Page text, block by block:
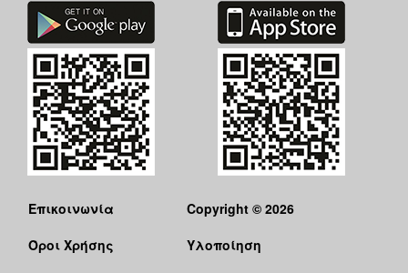
Επικοινωνία
Όροι Χρήσης
Copyright © 2026
Υλοποίηση